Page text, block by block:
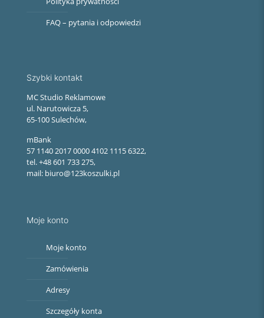
FAQ – pytania i odpowiedzi
Szybki kontakt
MC Studio Reklamowe
ul. Narutowicza 5,
65-100 Sulechów,
mBank
57 1140 2017 0000 4102 1115 6322,
tel. +48 601 733 275,
mail: biuro@123koszulki.pl
Moje konto
Moje konto
Zamówienia
Adresy
Szczegóły konta